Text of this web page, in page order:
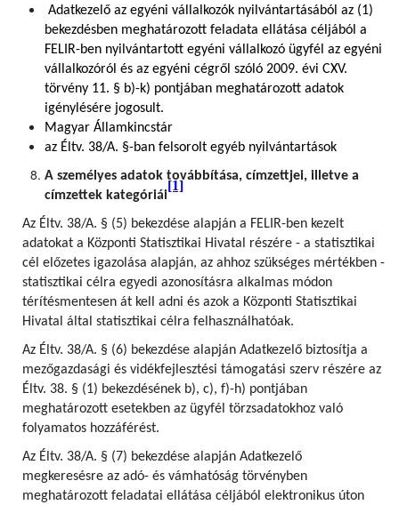
Adatkezelő az egyéni vállalkozók nyilvántartásából az (1)
bekezdésben meghatározott feladata ellátása céljából a
FELIR-ben nyilvántartott egyéni vállalkozó ügyfél az egyéni
vállalkozóról és az egyéni cégről szóló 2009. évi CXV.
törvény 11. § b)-k) pontjában meghatározott adatok
igénylésére jogosult.
Magyar Államkincstár
az Éltv. 38/A. §-ban felsorolt egyéb nyilvántartások
A személyes adatok továbbítása, címzettjei, illetve a
címzettek kategóriái
[1]
Az Éltv. 38/A. § (5) bekezdése alapján a FELIR-ben kezelt
adatokat a Központi Statisztikai Hivatal részére - a statisztikai
cél előzetes igazolása alapján, az ahhoz szükséges mértékben -
statisztikai célra egyedi azonosításra alkalmas módon
térítésmentesen át kell adni és azok a Központi Statisztikai
Hivatal által statisztikai célra felhasználhatóak.
Az Éltv. 38/A. § (6) bekezdése alapján Adatkezelő biztosítja a
mezőgazdasági és vidékfejlesztési támogatási szerv részére az
Éltv. 38. § (1) bekezdésének b), c), f)-h) pontjában
meghatározott esetekben az ügyfél törzsadatokhoz való
folyamatos hozzáférést.
Az Éltv. 38/A. § (7) bekezdése alapján Adatkezelő
megkeresésre az adó- és vámhatóság törvényben
meghatározott feladatai ellátása céljából elektronikus úton